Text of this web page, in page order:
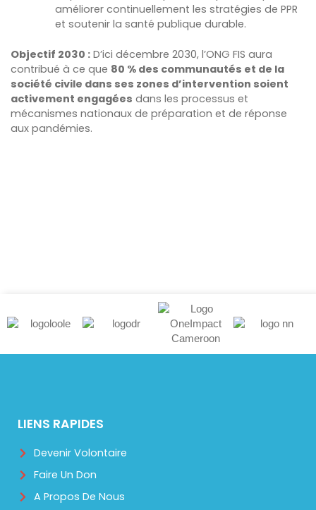
améliorer continuellement les stratégies de PPR
et soutenir la santé publique durable.
Objectif 2030 :D’ici décembre 2030, l’ONG FIS aura
contribué à ce que 80 % des communautés et de la
société civile dans ses zones d’intervention soient
activement engagées dans les processus et
mécanismes nationaux de préparation et de réponse
aux pandémies.
LIENS RAPIDES
Devenir Volontaire
Faire Un Don
A Propos De Nous